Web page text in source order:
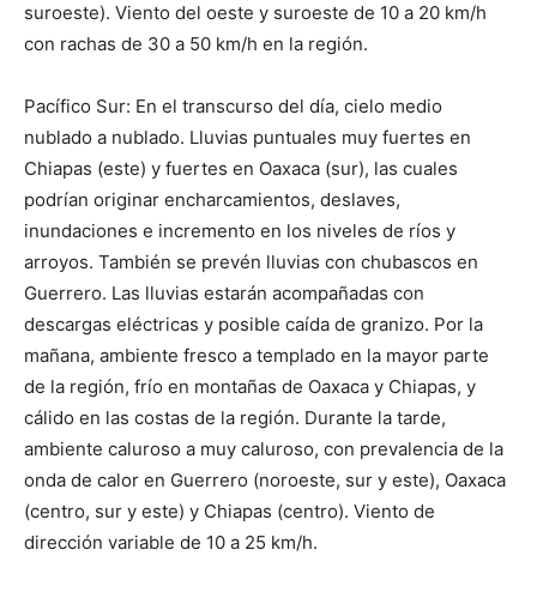
suroeste). Viento del oeste y suroeste de 10 a 20 km/h
con rachas de 30 a 50 km/h en la región.
Pacífico Sur: En el transcurso del día, cielo medio
nublado a nublado. Lluvias puntuales muy fuertes en
Chiapas (este) y fuertes en Oaxaca (sur), las cuales
podrían originar encharcamientos, deslaves,
inundaciones e incremento en los niveles de ríos y
arroyos. También se prevén lluvias con chubascos en
Guerrero. Las lluvias estarán acompañadas con
descargas eléctricas y posible caída de granizo. Por la
mañana, ambiente fresco a templado en la mayor parte
de la región, frío en montañas de Oaxaca y Chiapas, y
cálido en las costas de la región. Durante la tarde,
ambiente caluroso a muy caluroso, con prevalencia de la
onda de calor en Guerrero (noroeste, sur y este), Oaxaca
(centro, sur y este) y Chiapas (centro). Viento de
dirección variable de 10 a 25 km/h.